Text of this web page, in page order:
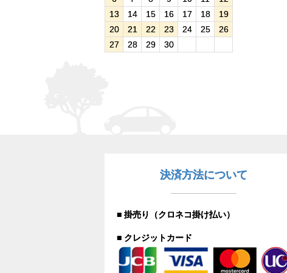
13
14 15 16 17 18
19
20
21 22 23 24 25
26
27
28 29 30
決済方法について
■ 掛売り（クロネコ掛け払い）
■ クレジットカード